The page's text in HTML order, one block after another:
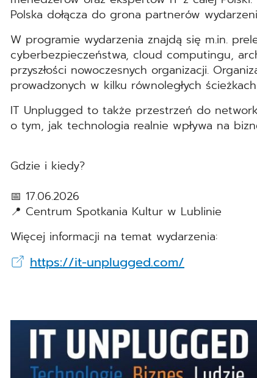
Polska dołącza do grona partnerów
W programie wydarzenia znajdą się m.in.
cyberbezpieczeństwa, cloud computingu,
przyszłości nowoczesnych organizacji.
prowadzonych w kilku równoległych
IT Unplugged to także przestrzeń do
o tym, jak technologia realnie wpływa na
Gdzie i kiedy?
📅 17.06.2026
📍 Centrum Spotkania Kultur w Lublinie
Więcej informacji na temat wydarzenia:
https://it-unplugged.com/